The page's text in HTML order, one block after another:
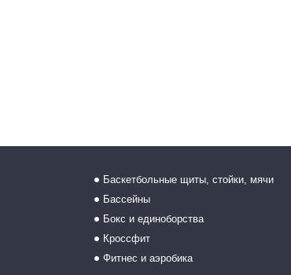
Баскетбольные щиты, стойки, мячи
Бассейны
Бокс и единоборства
Кроссфит
Фитнес и аэробика